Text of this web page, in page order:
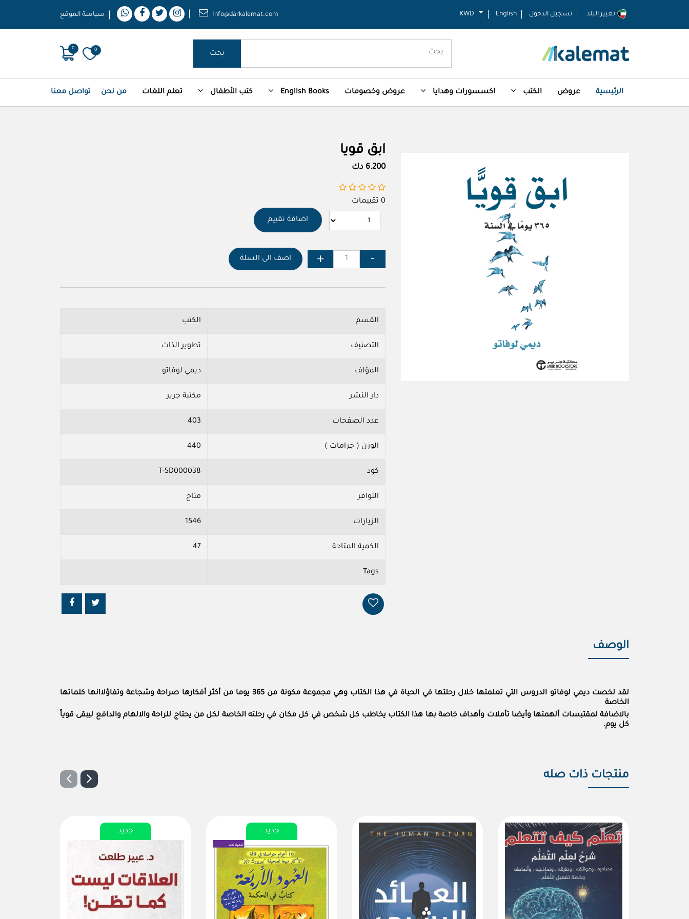
سياسة الموقع Info@darkalemat.com KWD English تسجيل الدخول
بحث 0
0
الرئيسية عروض الكتب اكسسورات وهدايا عروض وخصومات English Books كتب الأطفال تعلم اللغات من نحن تواصل معنا
ابق قويا
6.200 دك
0 تقييمات
اضافة تقييم
اضف الى السلة
القسم الكتب
التصنيف تطوير الذات
المؤلف ديمي لوفاتو
دار النشر مكتبة جرير
عدد الصفحات 403
الوزن ( جرامات ) 440
كود T-SD000038
التوافر متاح
الزيارات 1546
الكمية المتاحة 47
Tags
الوصف
لقد لخصت ديمي لوفاتو الدروس التي تعلمتها خلال رحلتها في الحياة في هذا الكتاب وهي مجموعة مكونة من 365 يوما من أكثر أفكارها صراحة وشجاعة وتفاؤلاانها كلماتها
الخاصة
بالاضافة لمقتبسات ألهمتها وأيضا تأملات وأهداف خاصة بها هذا الكتاب يخاطب كل شخص في كل مكان في رحلته الخاصة لكل من يحتاج للراحة والالهام والدافع ليبقى قوياً
كل يوم.
منتجات ذات صله
جديد جديد